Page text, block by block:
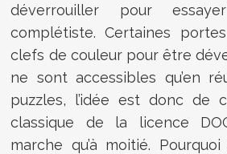
déverrouiller pour
complétiste. Certaines
clefs de couleur pour être
ne sont accessibles qu’en
puzzles, l’idée est donc de
classique de la licence
marche qu’à moitié.